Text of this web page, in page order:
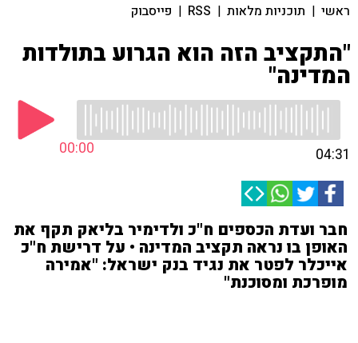
ראשי | תוכניות מלאות |
RSS
| פייסבוק
"התקציב הזה הוא הגרוע בתולדות
המדינה"
00:00 04:31
חבר ועדת הכספים ח"כ ולדימיר בליאק תקף את
האופן בו נראה תקציב המדינה • על דרישת ח"כ
אייכלר לפטר את נגיד בנק ישראל: "אמירה
מופרכת ומסוכנת"